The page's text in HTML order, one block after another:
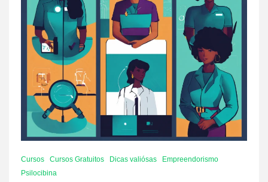
Cursos Cursos Gratuitos Dicas valiósas
Empreendorismo
Psilocibina